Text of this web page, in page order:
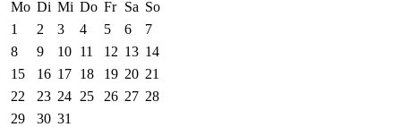
Mo Di Mi Do Fr Sa So
1
2 3 4 5 6
7
8
9 10 11 12 13 14
15
16 17 18 19 20 21
22
23 24 25 26 27 28
29
30 31